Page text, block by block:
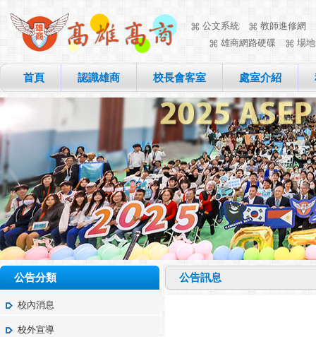
教師進修網
公文系統
場
雄商網路硬碟
首頁 認識雄商 校長會客室 處室介紹
公告分類
校內消息
校外宣導
公告訊息